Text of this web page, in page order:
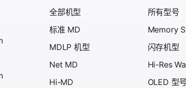
全部机型
标准 MD
MDLP 机型
Net MD
Hi-MD
所有型号
Memory
闪存机型
Hi-Res
OLED 型